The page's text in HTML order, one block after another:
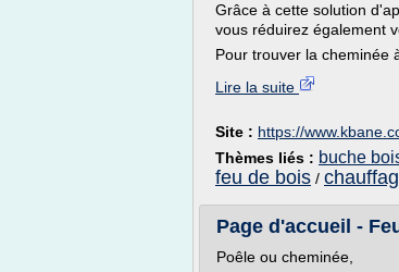
Grâce à cette solution
vous réduirez également
Pour trouver la cheminée
Lire la suite
Site : https://
Thèmes liés : buche
feu de bois /
Page d'accueil -
Poêle ou cheminée,